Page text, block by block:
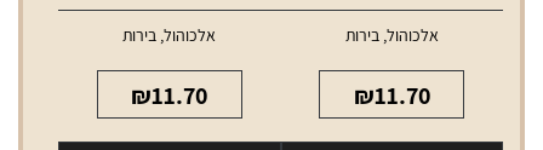
אלכוהול,בירות
₪11.70
אלכוהול, בירות
₪11.70